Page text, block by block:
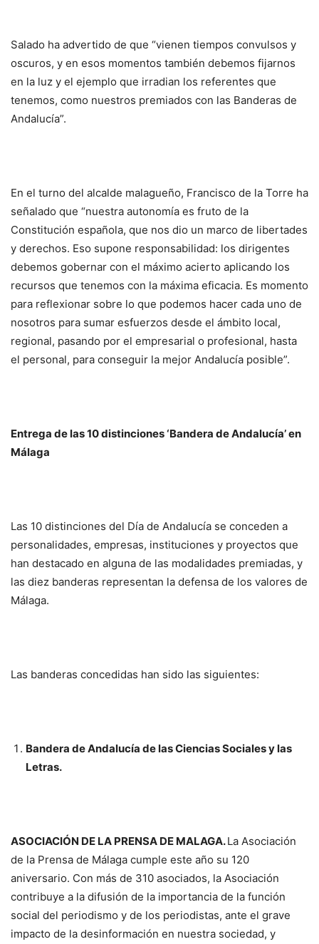
Salado ha advertido de que “vienen tiempos convulsos y
oscuros, y en esos momentos también debemos fijarnos
en la luz y el ejemplo que irradian los referentes que
tenemos, como nuestros premiados con las Banderas de
Andalucía”.
En el turno del alcalde malagueño, Francisco de la Torre ha
señalado que “nuestra autonomía es fruto de la
Constitución española, que nos dio un marco de libertades
y derechos. Eso supone responsabilidad: los dirigentes
debemos gobernar con el máximo acierto aplicando los
recursos que tenemos con la máxima eficacia. Es momento
para reflexionar sobre lo que podemos hacer cada uno de
nosotros para sumar esfuerzos desde el ámbito local,
regional, pasando por el empresarial o profesional, hasta
el personal, para conseguir la mejor Andalucía posible”.
Entrega de las 10 distinciones ‘Bandera de Andalucía’ en
Málaga
Las 10 distinciones del Día de Andalucía se conceden a
personalidades, empresas, instituciones y proyectos que
han destacado en alguna de las modalidades premiadas, y
las diez banderas representan la defensa de los valores de
Málaga.
Las banderas concedidas han sido las siguientes:
Bandera de Andalucía de las Ciencias Sociales y las
Letras.
ASOCIACIÓN DE LA PRENSA DE MALAGA.La Asociación
de la Prensa de Málaga cumple este año su 120
aniversario. Con más de 310 asociados, la Asociación
contribuye a la difusión de la importancia de la función
social del periodismo y de los periodistas, ante el grave
impacto de la desinformación en nuestra sociedad, y